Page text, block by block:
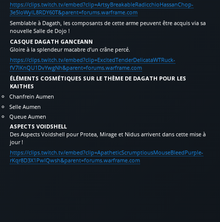
https://clips.twitch.tv/embed?clip=ArtsyBreakableRadicchioHassanChop-
3e5IoWylL8RDY60T&parent=forums.warframe.com
Semblable à Dagath, les composants de cette arme peuvent être acquis via sa
nouvelle Salle de Dojo !
CASQUE DAGATH GANCEANN
Gloire à la splendeur macabre d’un crâne percé.
https://clips.twitch.tv/embed?clip=ExcitedTenderDelicataWTRuck-
fV7IKnQU1DvYwgNh&parent=forums.warframe.com
ÉLÉMENTS COSMÉTIQUES SUR LE THÈME DE DAGATH POUR LES
KAITHES
Chanfrein Aumen
Selle Aumen
Queue Aumen
ASPECTS VOIDSHELL
Des Aspects Voidshell pour Protea, Mirage et Nidus arrivent dans cette mise à
jour !
https://clips.twitch.tv/embed?clip=ApatheticScrumptiousMouseBleedPurple-
rKqr8D3X1PwIQwsh&parent=forums.warframe.com